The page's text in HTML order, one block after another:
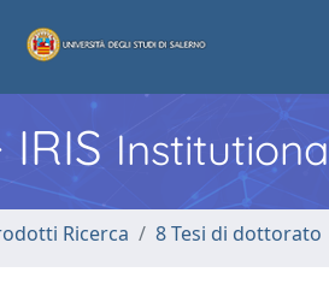
Ricerca 8 Tesi di dottorato